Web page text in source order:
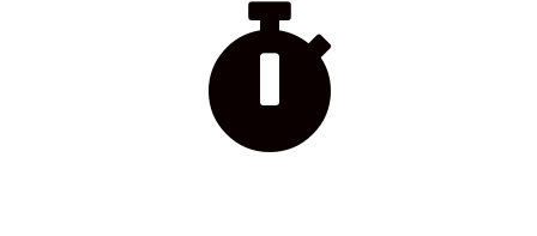
